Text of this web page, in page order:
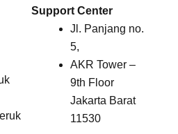
Support Center
Jl. Panjang no.
5,
AKR Tower –
9th Floor
Jakarta Barat
11530